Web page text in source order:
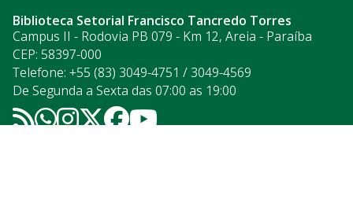
Biblioteca Setorial Francisco Tancredo Torres
Campus II - Rodovia PB 079 - Km 12, Areia - Paraíba
CEP: 58397-000
Telefone: +55 (83) 3049-4751 / 3049-4569
De Segunda a Sexta das 07:00 as 19:00